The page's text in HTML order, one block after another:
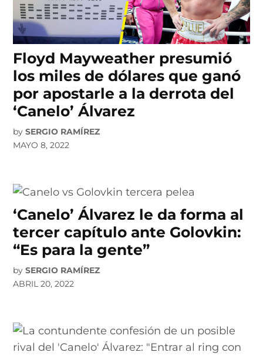
Floyd Mayweather presumió
los miles de dólares que ganó
por apostarle a la derrota del
‘Canelo’ Álvarez
by SERGIO RAMÍREZ
MAYO 8, 2022
‘Canelo’ Álvarez le da forma al
tercer capítulo ante Golovkin:
“Es para la gente”
by SERGIO RAMÍREZ
ABRIL 20, 2022